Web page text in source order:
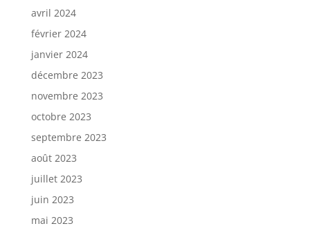
avril 2024
février 2024
janvier 2024
décembre 2023
novembre 2023
octobre 2023
septembre 2023
août 2023
juillet 2023
juin 2023
mai 2023